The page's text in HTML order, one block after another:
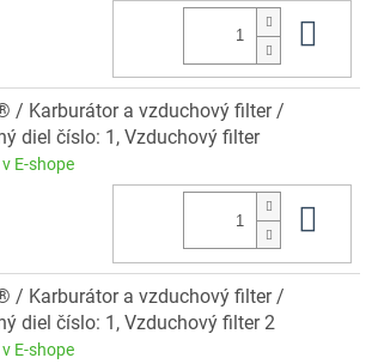
/ Karburátor a vzduchový filter /
diel číslo: 1, Vzduchový filter
E-shope
/ Karburátor a vzduchový filter /
diel číslo: 1, Vzduchový filter 2
E-shope